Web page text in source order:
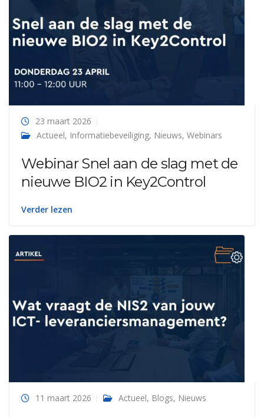
23 maart 2026
Actueel, Informatiebeveiliging, Nieuws, Webinars
Webinar Snel aan de slag met de
nieuwe BIO2 in Key2Control
Verder lezen
11 maart 2026 Actueel, Blogs, Nieuws